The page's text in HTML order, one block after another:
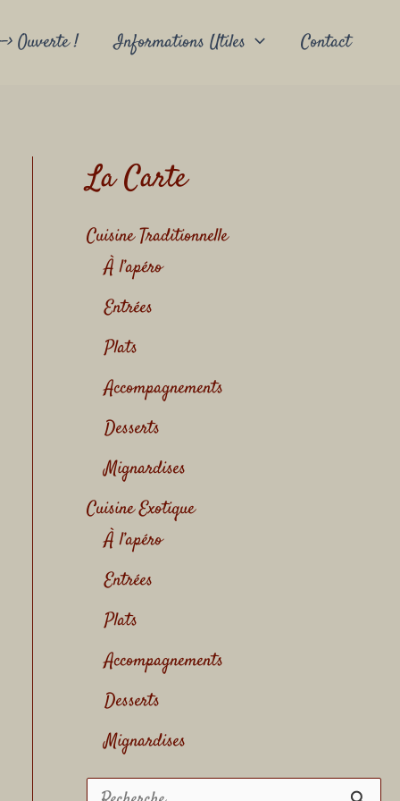
Ouverte ! Informations Utiles Contact
La Carte
Cuisine Traditionnelle
À l’apéro
Entrées
Plats
Accompagnements
Desserts
Mignardises
Cuisine Exotique
À l’apéro
Entrées
Plats
Accompagnements
Desserts
Mignardises